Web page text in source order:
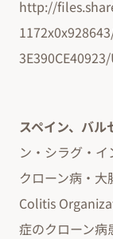
http://
スペイン、バル
ン・シラグ・
クローン病・
Colitis
症のクローン病